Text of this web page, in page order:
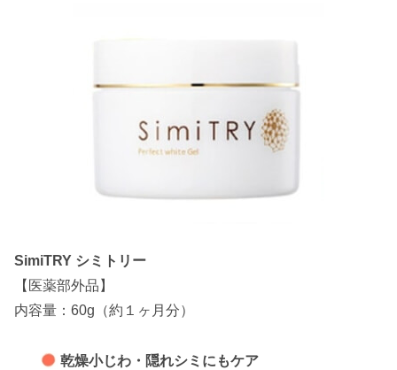
SimiTRY シミトリー
【医薬部外品】
内容量：60g（約１ヶ月分）
乾燥小じわ・隠れシミにもケア